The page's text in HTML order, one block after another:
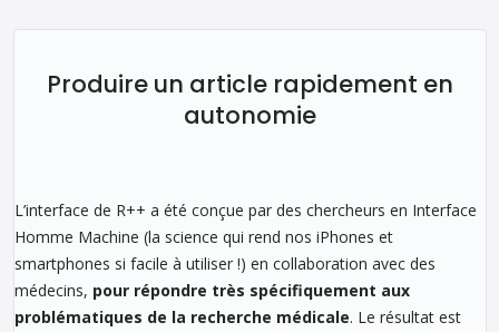
Produire un article rapidement en
autonomie
L’interface de R++ a été conçue par des chercheurs en Interface
Homme Machine (la science qui rend nos iPhones et
smartphones si facile à utiliser !) en collaboration avec des
médecins, pour répondre très spécifiquement aux
problématiques de la recherche médicale. Le résultat est